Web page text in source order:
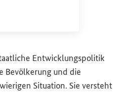
Entwicklungspolitik
Bevölkerung und die
Situation. Sie versteht